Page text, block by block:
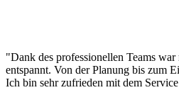
"Dank des professionellen Teams
entspannt. Von der Planung bis zum
Ich bin sehr zufrieden mit dem